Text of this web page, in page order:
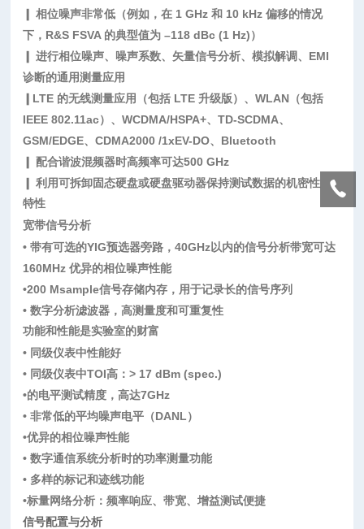
❙ 相位噪声非常低（例如，在 1 GHz 和 10 kHz 偏移的情况
下，R&S FSVA 的典型值为 –118 dBc (1 Hz)）
❙ 进行相位噪声、噪声系数、矢量信号分析、模拟解调、EMI
诊断的通用测量应用
❙LTE 的无线测量应用（包括 LTE 升级版）、WLAN（包括
IEEE 802.11ac）、WCDMA/HSPA+、TD-SCDMA、
GSM/EDGE、CDMA2000 /1xEV-DO、Bluetooth
❙ 配合谐波混频器时高频率可达500 GHz
❙ 利用可拆卸固态硬盘或硬盘驱动器保持测试数据的机密性
特性
宽带信号分析
• 带有可选的YIG预选器旁路，40GHz以内的信号分析带宽可达
160MHz 优异的相位噪声性能
•200 Msample信号存储内存，用于记录长的信号序列
• 数字分析滤波器，高测量度和可重复性
功能和性能是实验室的财富
• 同级仪表中性能好
• 同级仪表中TOI高：> 17 dBm (spec.)
•的电平测试精度，高达7GHz
• 非常低的平均噪声电平（DANL）
•优异的相位噪声性能
• 数字通信系统分析时的功率测量功能
• 多样的标记和迹线功能
•标量网络分析：频率响应、带宽、增益测试便捷
信号配置与分析